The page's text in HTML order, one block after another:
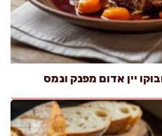
יין אדום מפנק ונמס